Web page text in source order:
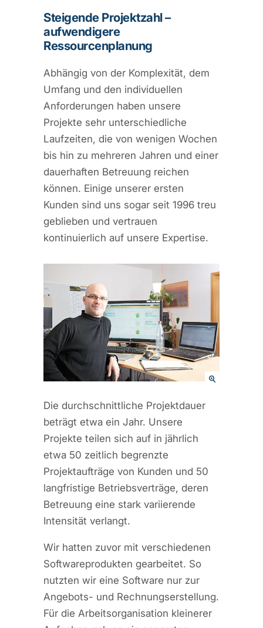
Steigende Projektzahl –
aufwendigere
Ressourcenplanung
Abhängig von der Komplexität, dem
Umfang und den individuellen
Anforderungen haben unsere
Projekte sehr unterschiedliche
Laufzeiten, die von wenigen Wochen
bis hin zu mehreren Jahren und einer
dauerhaften Betreuung reichen
können. Einige unserer ersten
Kunden sind uns sogar seit 1996 treu
geblieben und vertrauen
kontinuierlich auf unsere Expertise.
Die durchschnittliche Projektdauer
beträgt etwa ein Jahr. Unsere
Projekte teilen sich auf in jährlich
etwa 50 zeitlich begrenzte
Projektaufträge von Kunden und 50
langfristige Betriebsverträge, deren
Betreuung eine stark variierende
Intensität verlangt.
Wir hatten zuvor mit verschiedenen
Softwareprodukten gearbeitet. So
nutzten wir eine Software nur zur
Angebots- und Rechnungserstellung.
Für die Arbeitsorganisation kleinerer